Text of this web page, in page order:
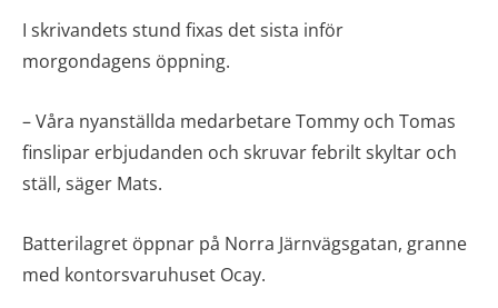
I skrivandets stund fixas det sista inför
morgondagens öppning.
– Våra nyanställda medarbetare Tommy och Tomas
finslipar erbjudanden och skruvar febrilt skyltar och
ställ, säger Mats.
Batterilagret öppnar på Norra Järnvägsgatan, granne
med kontorsvaruhuset Ocay.